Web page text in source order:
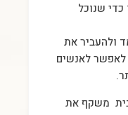
כדי שנוכל
ולהעביר את
לאנשים
משקף את